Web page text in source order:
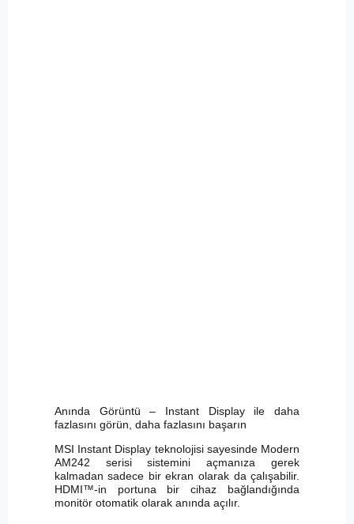
Anında Görüntü – Instant Display ile daha
fazlasını görün, daha fazlasını başarın
MSI Instant Display teknolojisi sayesinde Modern
AM242 serisi sistemini açmanıza gerek
kalmadan sadece bir ekran olarak da çalışabilir.
HDMI™-in portuna bir cihaz bağlandığında
monitör otomatik olarak anında açılır.